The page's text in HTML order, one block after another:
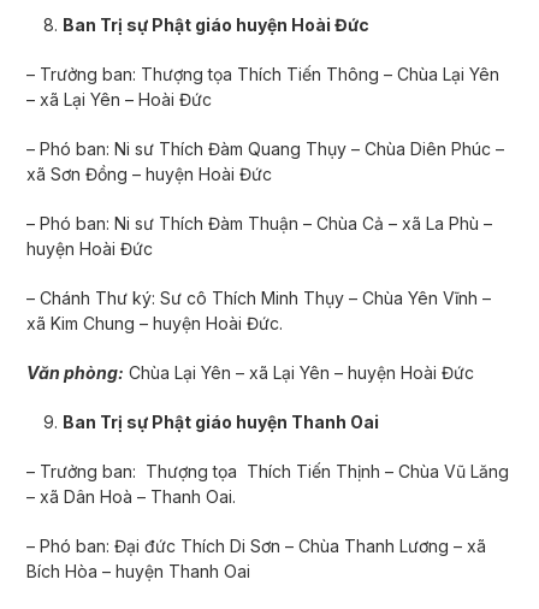
Ban Trị sự Phật giáo huyện Hoài Đức
– Trưởng ban: Thượng tọa Thích Tiến Thông – Chùa Lại Yên
– xã Lại Yên – Hoài Đức
– Phó ban: Ni sư Thích Đàm Quang Thụy – Chùa Diên Phúc –
xã Sơn Đồng – huyện Hoài Đức
– Phó ban: Ni sư Thích Đàm Thuận – Chùa Cả – xã La Phù –
huyện Hoài Đức
– Chánh Thư ký: Sư cô Thích Minh Thụy – Chùa Yên Vĩnh –
xã Kim Chung – huyện Hoài Đức.
Văn phòng: Chùa Lại Yên – xã Lại Yên – huyện Hoài Đức
Ban Trị sự Phật giáo huyện Thanh Oai
– Trưởng ban: Thượng tọa Thích Tiến Thịnh – Chùa Vũ Lăng
– xã Dân Hoà – Thanh Oai.
– Phó ban: Đại đức Thích Di Sơn – Chùa Thanh Lương – xã
Bích Hòa – huyện Thanh Oai